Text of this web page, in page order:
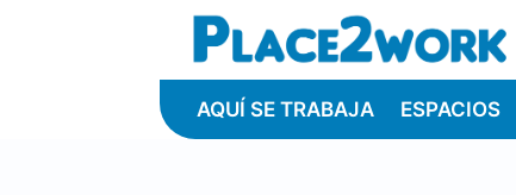
AQUÍ SE TRABAJA ESPACIOS